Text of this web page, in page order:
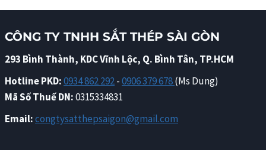
CÔNG TY TNHH SẮT THÉP SÀI GÒN
293 Bình Thành, KDC Vĩnh Lộc, Q. Bình Tân, TP.HCM
Hotline PKD:0934 862 292-0906 379 678(Ms Dung)
Mã Số Thuế DN:0315334831
Email:congtysatthepsaigon@gmail.com